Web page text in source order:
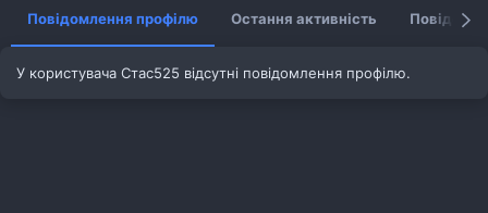
Повідомлення профілю Остання активність
У користувача Стас525 відсутні повідомлення профілю.